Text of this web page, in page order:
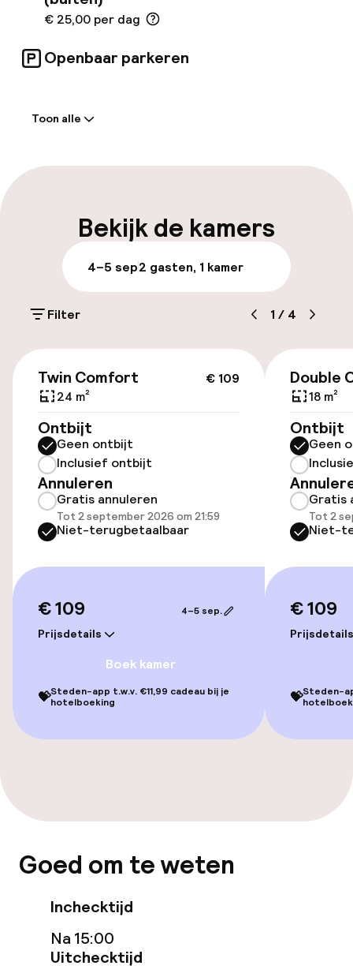
€ 25,00 per dag
Openbaar parkeren
Express check-in mogelijk
Bagageruimte
Parkeren & mobiliteit
(buiten)
€ 25,00 per dag
Fietsverhuur
Toegankelijkheid
Overal rolstoeltoegankelijk
Zwemmen & wellness
Fitnessruimte / gym
Entertainment
Bar
Toon alle
Bekijk de kamers
4–5 sep2 gasten, 1 kamer
Filter 1 / 4
€ 109
Twin Comfort
24 m²
Ontbijt
Geen ontbijt
Inclusief ontbijt
Annuleren
Gratis annuleren
Tot 2 september 2026 om 21:59
Niet-terugbetaalbaar
€ 109
Prijsdetails
4–5 sep.
Boek kamer
💝Steden-app t.w.v. €11,99 cadeau bij je
hotelboeking
Double
18 m²
Ontbijt
Geen
Gratis
Tot 2
Niet-
€ 109
Prijsdetails
💝Steden-
Goed om te weten
Inchecktijd
Na 15:00
Uitchecktijd